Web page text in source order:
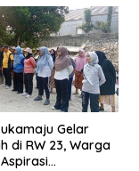
Gelar
di RW 23, Warga